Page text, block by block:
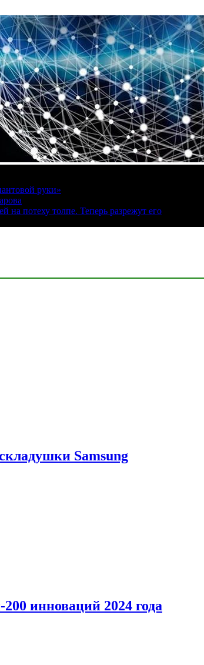
руки»
на потеху толпе. Теперь разрежут его
Samsung
инноваций 2024 года